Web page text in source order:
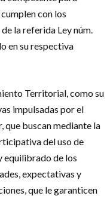
con los
la referida Ley núm.
en su respectiva
Territorial, como su
impulsadas por el
que buscan mediante la
del uso de
equilibrado de los
expectativas y
que le garanticen